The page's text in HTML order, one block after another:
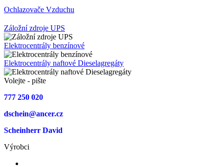
Ochlazovače Vzduchu
Záložní zdroje UPS
Elektrocentrály benzínové
Elektrocentrály naftové Dieselagregáty
Volejte - pište
777 250 020
dschein@ancer.cz
Scheinherr David
Výrobci